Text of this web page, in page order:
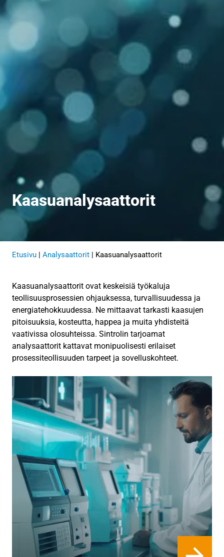
Kaasuanalysaattorit
Etusivu | Analysaattorit | Kaasuanalysaattorit
Kaasuanalysaattorit ovat keskeisiä työkaluja
teollisuusprosessien ohjauksessa, turvallisuudessa ja
energiatehokkuudessa. Ne mittaavat tarkasti kaasujen
pitoisuuksia, kosteutta, happea ja muita yhdisteitä
vaativissa olosuhteissa. Sintrolin tarjoamat
analysaattorit kattavat monipuolisesti erilaiset
prosessiteollisuuden tarpeet ja sovelluskohteet.